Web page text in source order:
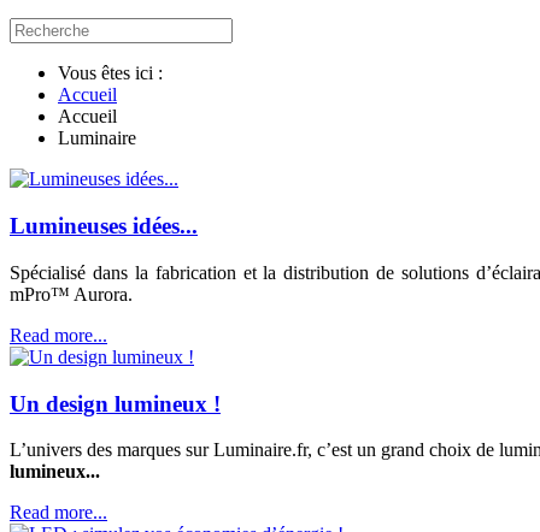
Vous êtes ici :
Accueil
Accueil
Luminaire
Lumineuses idées...
Spécialisé dans la fabrication et la distribution de solutions
mPro™ Aurora.
Read more...
Un design lumineux !
L’univers des marques sur Luminaire.fr, c’est un grand choix de
lumineux...
Read more...